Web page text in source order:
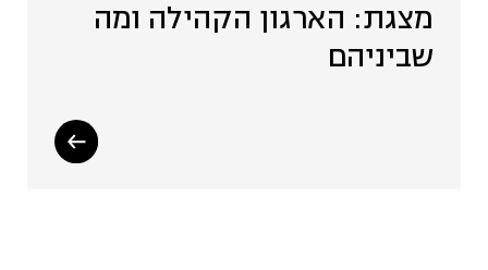
מצגת: הארגון הקהילה ומה
שביניהם